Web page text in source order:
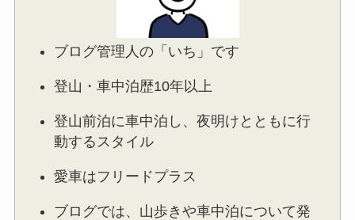
ブログ管理人の「いち」です
登山・車中泊歴10年以上
登山前泊に車中泊し、夜明けとともに行
動するスタイル
愛車はフリードプラス
ブログでは、山歩きや車中泊について発